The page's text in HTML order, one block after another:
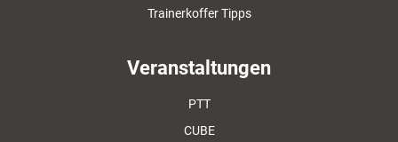
Trainerkoffer Tipps
Veranstaltungen
PTT
CUBE